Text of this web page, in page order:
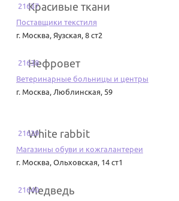
21637Красивые ткани
Поставщики текстиля
г. Москва, Яузская, 8 ст2
21638Нефровет
Ветеринарные больницы и центры
г. Москва, Люблинская, 59
21639White rabbit
Магазины обуви и кожгалантереи
г. Москва, Ольховская, 14 ст1
21640Медведь